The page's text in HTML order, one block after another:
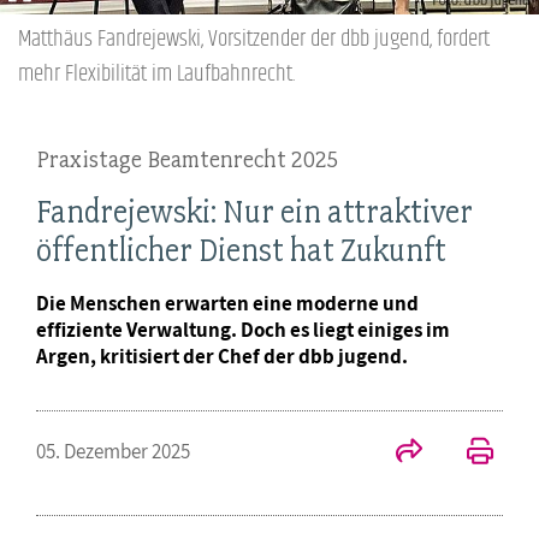
Matthäus Fandrejewski, Vorsitzender der dbb jugend, fordert
mehr Flexibilität im Laufbahnrecht.
Praxistage Beamtenrecht 2025
Fandrejewski: Nur ein attraktiver
öffentlicher Dienst hat Zukunft
Die Menschen erwarten eine moderne und
effiziente Verwaltung. Doch es liegt einiges im
Argen, kritisiert der Chef der dbb jugend.
05. Dezember 2025